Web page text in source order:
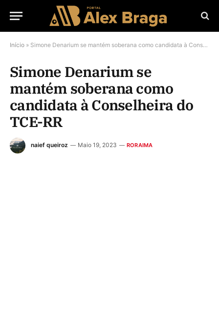
Início » Simone Denarium se mantém soberana como candidata à Conselheira do TCE-RR
Simone Denarium se
mantém soberana como
candidata à Conselheira do
TCE-RR
naief queiroz Maio 19, 2023 RORAIMA